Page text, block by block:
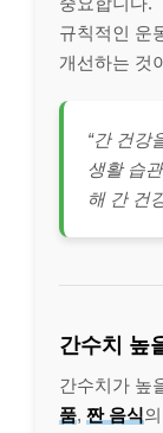
규칙적인 운
개선하는 것
“간 건강
생활 습
해 간 건
간수치 높
간수치가 높
품, 짠 음식